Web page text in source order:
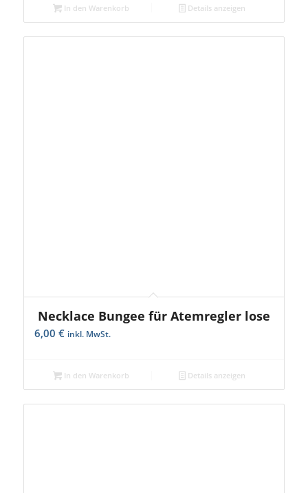
In den Warenkorb Details anzeigen
Necklace Bungee für Atemregler lose
6,00 € inkl. MwSt.
In den Warenkorb Details anzeigen